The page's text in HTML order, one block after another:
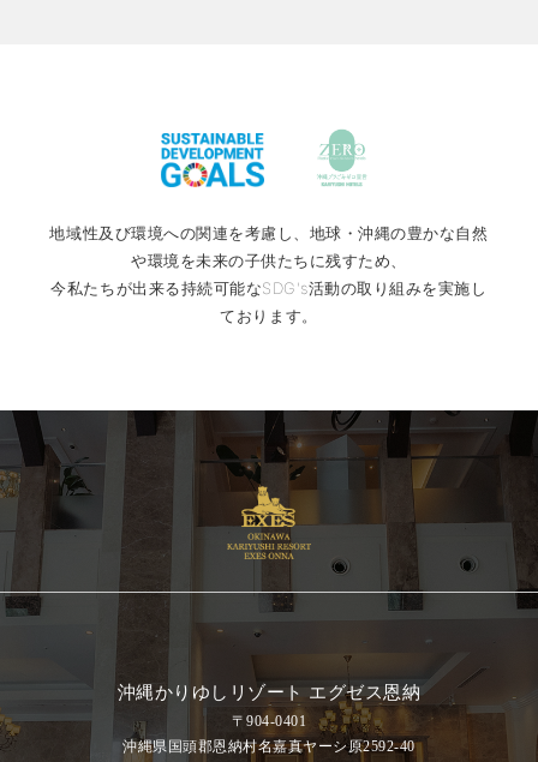
地域性及び環境への関連を考慮し、地球・沖縄の豊かな自然
や環境を未来の子供たちに残すため、
今私たちが出来る持続可能なSDG's活動の取り組みを実施し
ております。
沖縄かりゆしリゾート エグゼス恩納
〒904-0401
沖縄県国頭郡恩納村名嘉真ヤーシ原2592-40